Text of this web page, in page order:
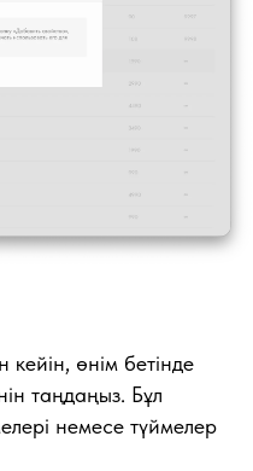
өнім бетінде
таңдаңыз. Бұл
немесе түймелер